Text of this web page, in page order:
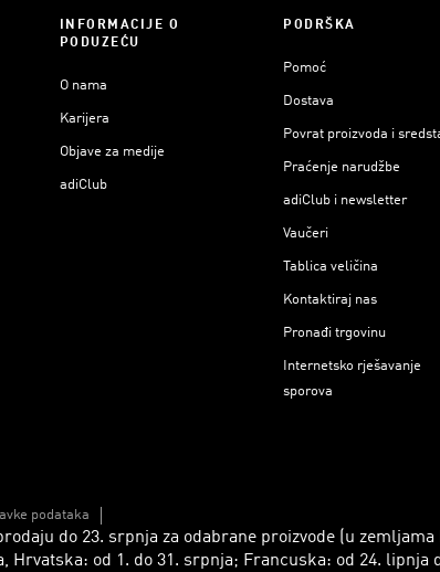
INFORMACIJE O
PODUZEĆU
O nama
Karijera
Objave za medije
adiClub
PODRŠKA
Pomoć
Dostava
Povrat proizvoda i
Praćenje narudžbe
adiClub i newsletter
Vaučeri
Tablica veličina
Kontaktiraj nas
Pronađi trgovinu
Internetsko rješavanje
sporova
podataka
do 23. srpnja za odabrane proizvode (u zemljama
od 1. do 31. srpnja; Francuska: od 24. lipnja